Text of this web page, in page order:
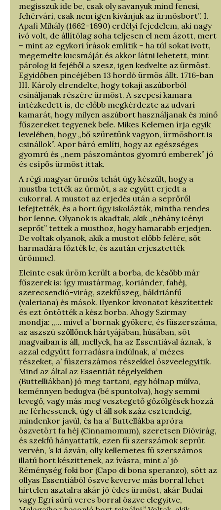
megisszuk ide be, csak oly savanyuk mind fenesi,
fehérvári, csak nem igen kívánjuk az ürmösbort”. I.
Apafi Mihály (1662–1690) erdélyi fejedelem, aki nagy
ivó volt, de állítólag soha teljesen el nem ázott, mert
– mint az egykori írások említik – ha túl sokat ivott,
megemelte kucsmáját és akkor látni lehetett, mint
párolog ki fejéből a szesz, igen kedvelte az ürmöst.
Egyidőben pincéjében 13 hordó ürmös állt. 1716-ban
III. Károly elrendelte, hogy tokaji aszúborból
csináljanak részére ürmöst. A szepesi kamara
intézkedett is, de előbb megkérdezte az udvari
kamarát, hogy milyen aszúbort használjanak és minő
fűszereket tegyenek bele. Mikes Kelemen írja egyik
levelében, hogy „bő szüretünk vagyon, ürmösbort is
csinállok”. Apor báró említi, hogy az egészséges
gyomrú és „nem pászomántos gyomrú emberek” jó
és csípős ürmöst ittak.
A régi magyar ürmös tehát úgy készült, hogy a
mustba tették az ürmöt, s az együtt erjedt a
cukorral. A mustot az erjedés után a seprőről
lefejtették, és a bort úgy iskolázták, mintha rendes
bor lenne. Olyanok is akadtak, akik „néhány icényi
seprőt” tettek a musthoz, hogy hamarabb erjedjen.
De voltak olyanok, akik a mustot előbb felére, sőt
harmadára főzték le, és azután erjesztették
ürömmel.
Eleinte csak üröm került a borba, de később már
fűszerek is: így mustármag, koriánder, fahéj,
szerecsendió-virág, szekfűszeg, báldriánfű
(valeriana) és mások. Ilyenkor kivonatot készítettek
és ezt öntötték a kész borba. Ahogy Szirmay
mondja: „… mivel a’ bornak gyökere, és füszerszáma,
az aszszú szőllőnek hártyájában, húsában, söt
magvaiban is áll, mellyek, ha az Essentiával áznak, ’s
azzal edgyütt forradásra indúlnak, a’ mézes
részeket, a’ füszerszámos részekkel öszveelegyitik.
Mind az által az Essentiát tégelyekben
(Buttelliákban) jó meg tartani, egy hólnap múlva,
keménnyen bedugva (bé spuntolva), hogy semmi
levegő, vagy más meg vesztegető gőzölgések hozzá
ne férhessenek, úgy el áll sok száz esztendeig,
mindenkor javúl, és ha a’ Buttellákba apróra
öszvetört fa héj (Cinnamomum), szeretsen Dióvirág,
és szekfü hányattatik, ezen fü szerszámok seprüt
vervén, ’s ki ázván, olly kellemetes fü szerszámos
illatú bort készittenek, az ívásra, mint a’ jó
Réménység foki bor (Capo di bona speranzo), sött az
ollyas Essentiából öszve keverve más borral lehet
hirtelen asztalra akár jó édes ürmöst, akár Budai
vagy Egri sürü veres borral öszve elegyitve,